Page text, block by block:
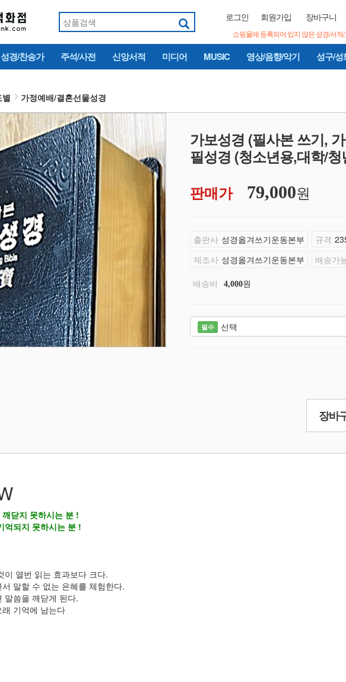
로그인 회원가입 장바구니
쇼핑몰에 등록되어 있지 않은 성경/서
성경/찬송가 주석/사전 신앙서적 미디어 MUSIC 영상/음향/악기 성구/성
별 가정예배/결혼선물성경
가보성경 (필사본 쓰기,
필성경 (청소년용,대학/
판매가
79,000원
출판사 성경옮겨쓰기운동본부 규격
제조사 성경옮겨쓰기운동본부
배송가
배송비
4,000원
필수 선택
장바
닫지 못하시는 분 !
억되지 못하시는 분 !
이 열번 읽는 효과보다 크다.
말할 수 없는 은혜를 체험한다.
말씀을 깨닫게 된다.
기억에 남는다